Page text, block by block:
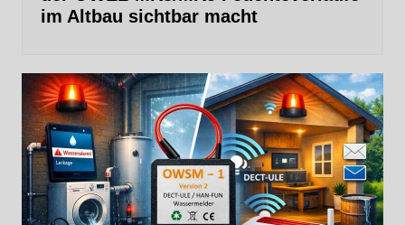
im Altbau sichtbar macht